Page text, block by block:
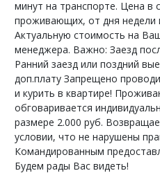
минут на транспорте. Цена в
проживающих, от дня недели
Актуальную стоимость на
менеджера. Важно: Заезд
Ранний заезд или поздний
доп.плату Запрещено
и курить в квартире!
обговаривается
размере 2.000 руб.
условии, что не нарушены
Командированным
Будем рады Вас видеть!